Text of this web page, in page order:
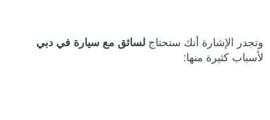
وتجدر الإشارة أنك ستحتاجلسائق مع سيارة في دبي
لأسباب كثيرة منها: